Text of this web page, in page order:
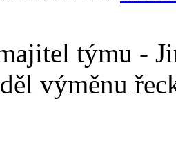
týmu -
výměnu